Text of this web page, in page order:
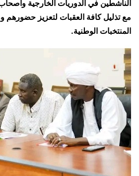
الناشطين في الدوريات الخارجية
مع تذليل كافة العقبات لتعزيز حضورهم
المنتخبات الوطنية.